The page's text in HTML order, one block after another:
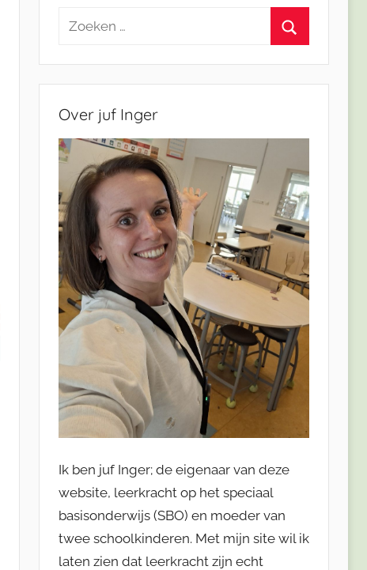
Zoeken
Over juf Inger
Ik ben juf Inger; de eigenaar van deze
website, leerkracht op het speciaal
basisonderwijs (SBO) en moeder van
twee schoolkinderen. Met mijn site wil ik
laten zien dat leerkracht zijn echt